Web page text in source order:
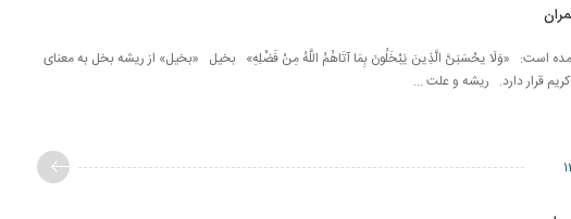
عمران آمده است: «وَلَا یحْسَبَنَّ الَّذِینَ یَبْخَلُونَ بِمَا آتَاهُمُ اللَّهُ مِنْ فَضْلِهِ» بخیل «بخیل» از ریشه بخل به معنای
قرار دارد. ریشه و علت ...